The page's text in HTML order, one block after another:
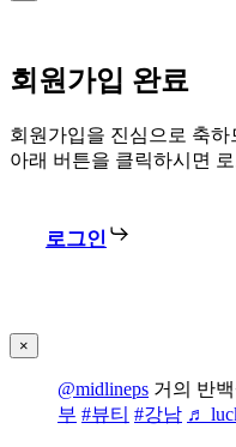
회원가입 완료
회원가입을 진심으로 축하
아래 버튼을 클릭하시면
로그인
×
@midlineps 거의 반
부 #뷰티 #강남 ♬